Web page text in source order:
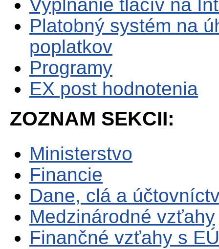
Vypĺňanie tlačív na
Platobný systém na
poplatkov
Programy
EX post hodnotenia
ZOZNAM SEKCII:
Ministerstvo
Financie
Dane, clá a
Medzinárodné vzťahy
Finančné vzťahy s EÚ